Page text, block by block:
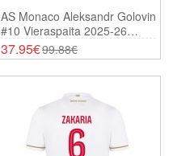
AS Monaco Aleksandr Golovin
#10 Vieraspaita 2025-26
Lyhythihainen
37.95€99.88€